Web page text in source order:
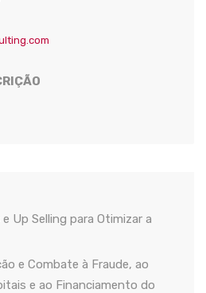
Up Selling para Otimizar a
e Combate à Fraude, ao
e ao Financiamento do